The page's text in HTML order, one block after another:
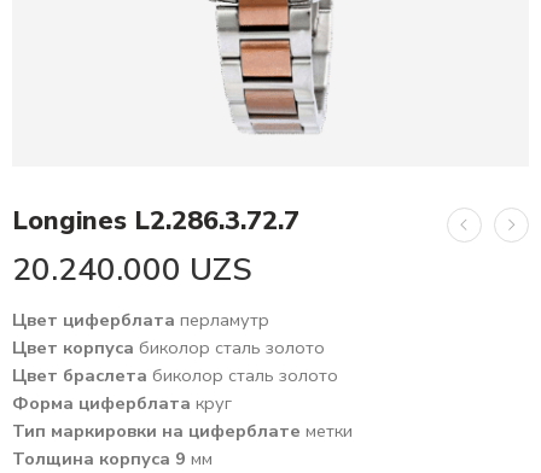
Longines L2.286.3.72.7
20.240.000 UZS
Цвет циферблата перламутр
Цвет корпуса биколор сталь золото
Цвет браслета биколор сталь золото
Форма циферблата круг
Тип маркировки на циферблате метки
Толщина корпуса 9 мм